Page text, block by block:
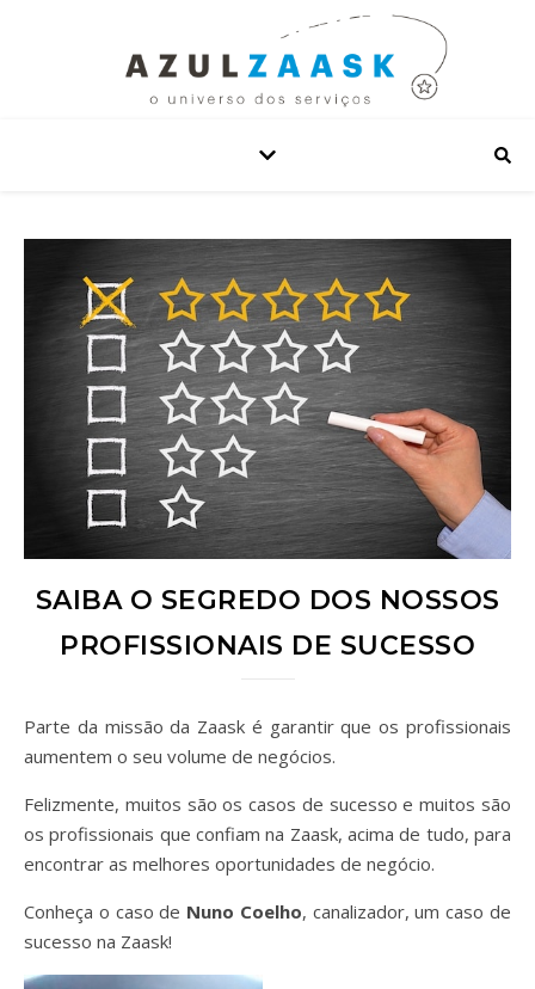
SAIBA O SEGREDO DOS NOSSOS
PROFISSIONAIS DE SUCESSO
Parte da missão da Zaask é garantir que os profissionais
aumentem o seu volume de negócios.
Felizmente, muitos são os casos de sucesso e muitos são
os profissionais que confiam na Zaask, acima de tudo, para
encontrar as melhores oportunidades de negócio.
Conheça o caso de Nuno Coelho, canalizador, um caso de
sucesso na Zaask!